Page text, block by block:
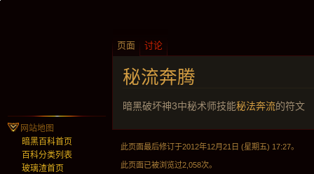
秘流奔腾
暗黑破坏神3中秘术师技能秘法奔流的符文
页面 讨论
网站地图
暗黑百科首页
百科分类列表
玻璃渣首页
此页面最后修订于2012年12月21日 (星期五) 17:27。
此页面已被浏览过2,058次。